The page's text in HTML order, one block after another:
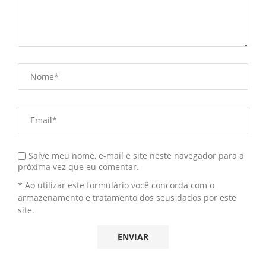
Salve meu nome, e-mail e site neste navegador para a
próxima vez que eu comentar.
* Ao utilizar este formulário você concorda com o
armazenamento e tratamento dos seus dados por este
site.